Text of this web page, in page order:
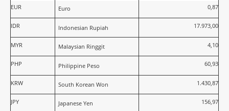
EUR Euro 0,87
IDR Indonesian Rupiah 17.973,00
MYR Malaysian Ringgit 4,10
PHP Philippine Peso 60,93
KRW South Korean Won 1.430,87
JPY Japanese Yen 156,97